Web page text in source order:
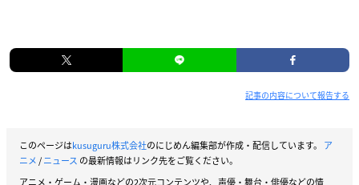
記事の内容について報告する
このページはkusuguru株式会社のにじめん編集部が作成・配信しています。 ア
ニメ/ニュース の最新情報はリンク先をご覧ください。